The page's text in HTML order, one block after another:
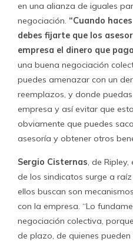
De hecho,una de las
asesorar sindicatos es
reglada, con derecho a
solo jurídicamente sino que
ello. “Tienes que saber que
vas a todo, con fuerza,
inteligencia. Hay que tirar
que sientan que vamos en
te aguanta la huelga, que es
tradicionalmente en el
Esas presiones van desde
empresa ante la Dirección
estruendosas protestas
importantes de la empresa.
que existe y eso implica
donde va el público que ellos